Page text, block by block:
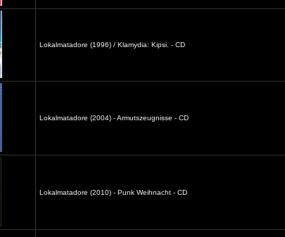
Lokalmatadore (1996) / Klamydia: Kipsi. - CD
Lokalmatadore (2004) - Armutszeugnisse - CD
Lokalmatadore (2010) - Punk Weihnacht - CD